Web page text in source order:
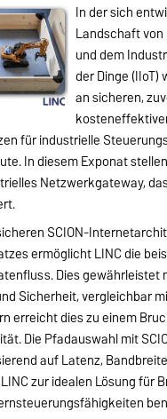
In der sich
Landschaft
und dem
der Dinge (IIoT)
an sicheren,
für industrielle
In diesem Exponat
Netzwerkgateway,
SCION-
ermöglicht LINC die
Dies gewährleistet
Sicherheit, vergleichbar
erreicht dies zu einem
Die Pfadauswahl mit
auf Latenz,
zur idealen Lösung für